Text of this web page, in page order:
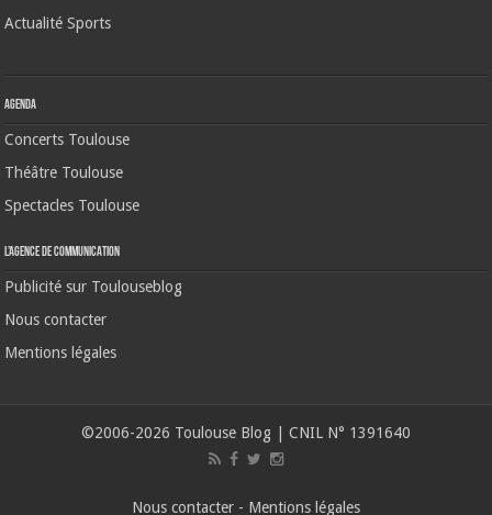
Actualité Sports
Agenda
Concerts Toulouse
Théâtre Toulouse
Spectacles Toulouse
L’agence de communication
Publicité sur Toulouseblog
Nous contacter
Mentions légales
©2006-2026 Toulouse Blog | CNIL N° 1391640
Nous contacter - Mentions légales